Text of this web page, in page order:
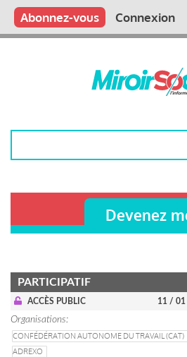
Aller
contenu
Main
Qui sommes nous ?
Vous publiez
Nous publions
Contactez-nous
Abonnez-vous Connexion
Devenez
PARTICIPATIF
ACCÈS PUBLIC 11 /
Organisations
CONFÉDÉRATION AUTONOME DU TRAVAIL (CAT)
ADREXO